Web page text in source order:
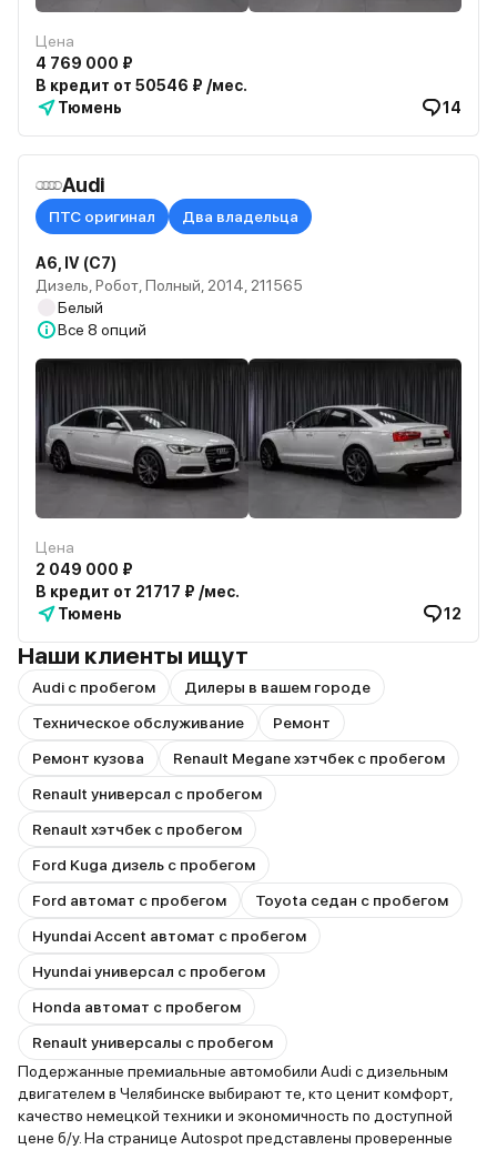
Цена
4 769 000 ₽
В кредит от 50546 ₽ /мес.
Тюмень
14
Audi
ПТС оригинал Два владельца
A6, IV (C7)
Дизель, Робот, Полный, 2014, 211565
Белый
Все 8 опций
Цена
2 049 000 ₽
В кредит от 21717 ₽ /мес.
Тюмень
12
Наши клиенты ищут
Audi с пробегом
Дилеры в вашем городе
Техническое обслуживание
Ремонт
Ремонт кузова
Renault Megane хэтчбек с пробегом
Renault универсал с пробегом
Renault хэтчбек с пробегом
Ford Kuga дизель с пробегом
Ford автомат с пробегом
Toyota седан с пробегом
Hyundai Accent автомат с пробегом
Hyundai универсал с пробегом
Honda автомат с пробегом
Renault универсалы с пробегом
Подержанные премиальные автомобили Audi с дизельным
двигателем в Челябинске выбирают те, кто ценит комфорт,
качество немецкой техники и экономичность по доступной
цене б/у. На странице Autospot представлены проверенные